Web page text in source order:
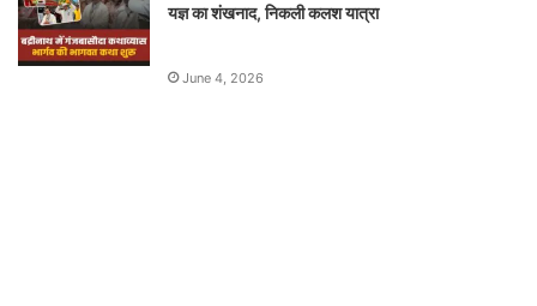
यज्ञ का शंखनाद, निकली कलश यात्रा
June 4, 2026